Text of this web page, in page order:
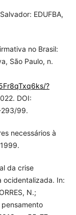
EDUFBA,
no Brasil:
São Paulo, n.
?
DOI:
99.
necessários à
da crise
ocidentalizada. In:
N.;
pensamento